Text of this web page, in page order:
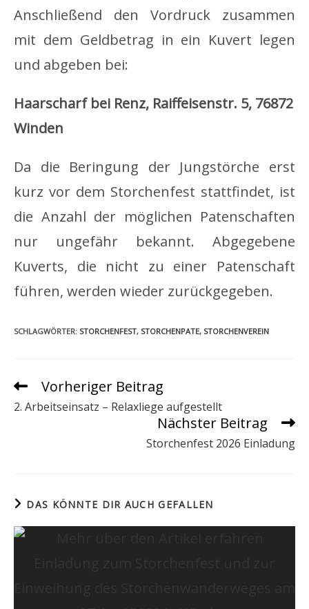
Anschließend den Vordruck zusammen
mit dem Geldbetrag in ein Kuvert legen
und abgeben bei:
Haarscharf bei Renz, Raiffeisenstr. 5, 76872
Winden
Da die Beringung der Jungstörche erst
kurz vor dem Storchenfest stattfindet, ist
die Anzahl der möglichen Patenschaften
nur ungefähr bekannt. Abgegebene
Kuverts, die nicht zu einer Patenschaft
führen, werden wieder zurückgegeben.
SCHLAGWÖRTER: STORCHENFEST, STORCHENPATE, STORCHENVEREIN
Weitere
ansehen
Vorheriger Beitrag
2. Arbeitseinsatz – Relaxliege aufgestellt
Nächster Beitrag
Storchenfest 2026 Einladung
DAS KÖNNTE DIR AUCH GEFALLEN